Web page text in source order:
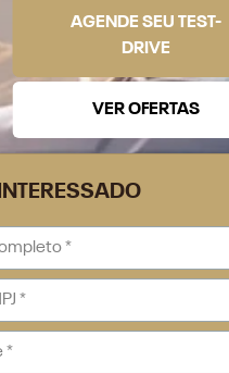
AGENDE SEU TEST-
DRIVE
VER OFERTAS